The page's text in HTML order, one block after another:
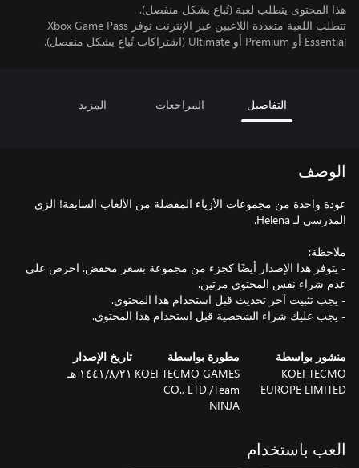
هذا المحتوى يتطلب لعبة (تُباع بشكل منفصل).
تتطلب اللعبة متعددة اللاعبين عبر الإنترنت توفر Xbox Game Pass
Essential أو Premium أو Ultimate (اشتراكات تُباع بشكل منفصل).
التفاصيل المراجعات المزيد
الوصف
عودة واحدة من مجموعات الأزياء المفضلة من الألعاب السابقة! الزي
- يتوفر هذا الإصدار أيضًا كجزء من مجموعة بسعر مخفض. احرص على
- يجب عليك شراء الشخصية قبل استخدام هذا المحتوى.
منشور بواسطة
KOEI TECMO
EUROPE LIMITED
مطورة بواسطة
KOEI TECMO GAMES
CO., LTD./Team
NINJA
تاريخ الإصدار
٢١‏/٨‏/١٤٤١ هـ
العب باستخدام